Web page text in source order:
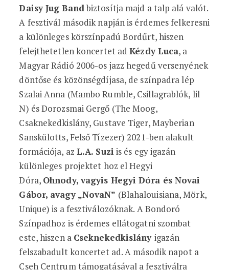
Daisy Jug Bandbiztosítja majd a talp alá valót.
A fesztivál második napján is érdemes felkeresni
a különleges körszínpadú Bordűrt, hiszen
felejthetetlen koncertet adKézdy Luca, a
Magyar Rádió 2006-os jazz hegedű versenyének
döntőse és közönségdíjasa, de színpadra lép
Szalai Anna (Mambo Rumble, Csillagrablók, lil
N) és Dorozsmai Gergő (The Moog,
Csaknekedkislány, Gustave Tiger, Mayberian
Sanskülotts, Felső Tízezer) 2021-ben alakult
formációja, az L.A. Suzi is és egy igazán
különleges projektet hoz el Hegyi
Dóra, Ohnody, vagyis Hegyi Dóra és Novai
Gábor, avagy „NovaN” (Blahalouisiana, Mörk,
Unique) is a fesztiválozóknak. A Bondoró
Színpadhoz is érdemes ellátogatni szombat
este, hiszen a Cseknekedkislány igazán
felszabadult koncertet ad. A második napot a
Cseh Centrum támogatásával a fesztiválra